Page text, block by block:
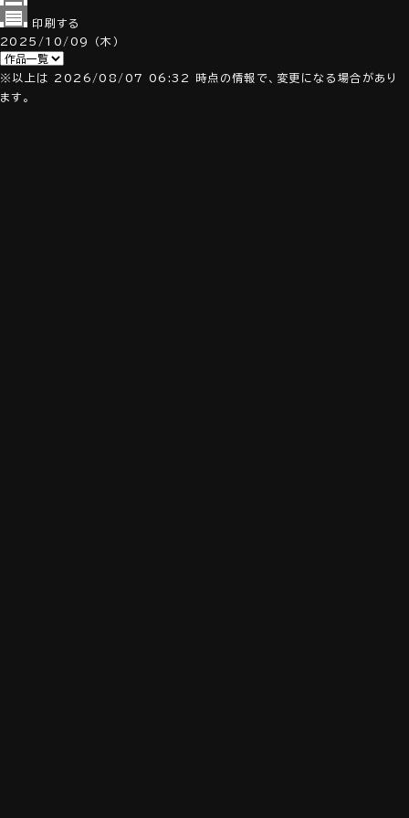
印刷する
2025/10/09
（木）
※以上は 2026/08/07 06:32 時点の情報で、変更になる場合があり
ます。